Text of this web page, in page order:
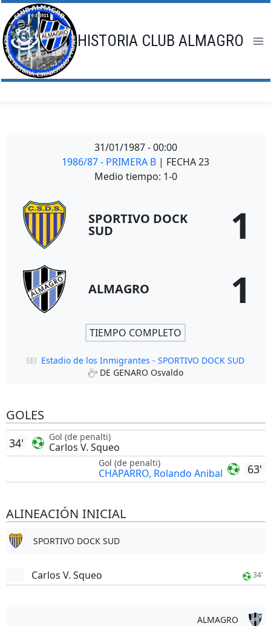
Saltar
al
contenido
HISTORIA CLUB ALMAGRO
31/01/1987 - 00:00
1986/87 - PRIMERA B | FECHA 23
Medio tiempo: 1-0
SPORTIVO DOCK
SUD 1
ALMAGRO 1
TIEMPO COMPLETO
Estadio de los Inmigrantes - SPORTIVO DOCK SUD
DE GENARO Osvaldo
GOLES
Gol (de penalti)
Carlos V. Squeo
34'
63'
Gol (de penalti)
CHAPARRO, Rolando Anibal
ALINEACIÓN INICIAL
SPORTIVO DOCK SUD
Carlos V. Squeo 34'
ALMAGRO